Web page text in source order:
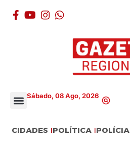
Sábado, 08 Ago, 2026
CIDADES POLÍTICA POLÍCIA